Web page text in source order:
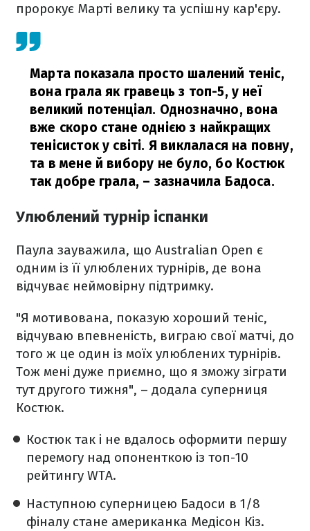
пророкує Марті велику та успішну кар'єру.
Марта показала просто шалений теніс,
вона грала як гравець з топ-5, у неї
великий потенціал. Однозначно, вона
вже скоро стане однією з найкращих
тенісисток у світі. Я виклалася на повну,
та в мене й вибору не було, бо Костюк
так добре грала, – зазначила Бадоса.
Улюблений турнір іспанки
Паула зауважила, що Australian Open є
одним із її улюблених турнірів, де вона
відчуває неймовірну підтримку.
"Я мотивована, показую хороший теніс,
відчуваю впевненість, виграю свої матчі, до
того ж це один із моїх улюблених турнірів.
Тож мені дуже приємно, що я зможу зіграти
тут другого тижня", – додала суперниця
Костюк.
Костюк так і не вдалось оформити першу
перемогу над опоненткою із топ-10
рейтингу WTA.
Наступною суперницею Бадоси в 1/8
фіналу стане американка Медісон Кіз.